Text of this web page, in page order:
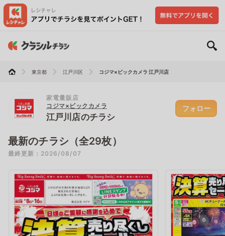
東京都 江戸川区 コジマ×ビックカメラ 江戸川店
家電量販店
コジマ×ビックカメラ
江戸川店のチラシ
フォロー
最新のチラシ（全29枚）
最終更新：2026/08/07